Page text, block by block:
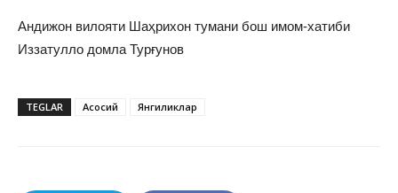
Андижон вилояти Шаҳрихон тумани бош имом-хатиби
Иззатулло домла Турғунов
TEGLAR Асосий Янгиликлар